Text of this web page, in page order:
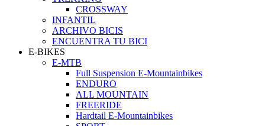
CROSSWAY
INFANTIL
ARCHIVO BICIS
ENCUENTRA TU BICI
E-BIKES
E-MTB
Full Suspension E-Mountainbikes
ENDURO
ALL MOUNTAIN
FREERIDE
Hardtail E-Mountainbikes